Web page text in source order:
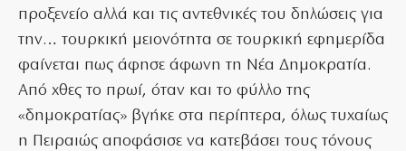
προξενείο αλλά και τις αντεθνικές του δηλώσεις για
την… τουρκική μειονότητα σε τουρκική εφημερίδα
φαίνεται πως άφησε άφωνη τη Νέα Δημοκρατία.
Από χθες το πρωί, όταν και το φύλλο της
«δημοκρατίας» βγήκε στα περίπτερα, όλως τυχαίως
η Πειραιώς αποφάσισε να κατεβάσει τους τόνους